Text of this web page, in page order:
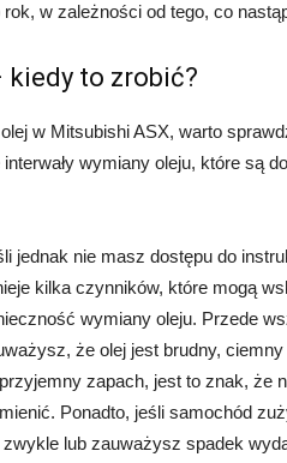
w zależności od tego, co
kiedy to zrobić?
w Mitsubishi ASX, warto
wymiany oleju, które są
jednak nie masz dostępu do
kilka czynników, które mogą
wymiany oleju. Przede
że olej jest brudny,
zapach, jest to znak, że
Ponadto, jeśli samochód
zwykle lub zauważysz spadek